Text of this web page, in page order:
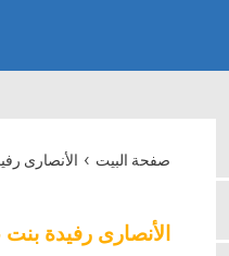
صفحة البيت › الأنصارى
الأنصارى رفيدة